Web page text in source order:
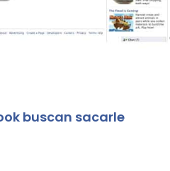
buscan sacarle